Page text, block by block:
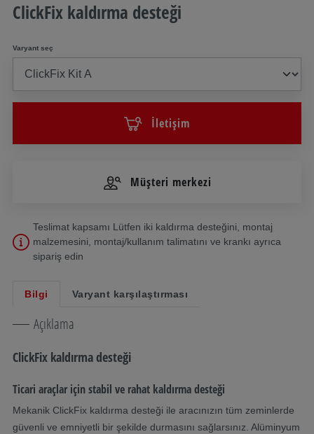
ClickFix kaldırma desteği
Varyant seç
İletişim
Müşteri merkezi
Teslimat kapsamı Lütfen iki kaldırma desteğini, montaj
malzemesini, montaj/kullanım talimatını ve krankı ayrıca
sipariş edin
Bilgi Varyant karşılaştırması
Açıklama
ClickFix kaldırma desteği
Ticari araçlar için stabil ve rahat kaldırma desteği
Mekanik ClickFix kaldırma desteği ile aracınızın tüm zeminlerde
güvenli ve emniyetli bir şekilde durmasını sağlarsınız. Alüminyum